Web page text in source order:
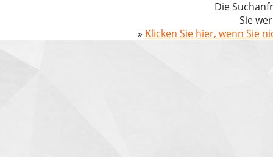
Die
Sie
» Klicken Sie hier, wenn Sie